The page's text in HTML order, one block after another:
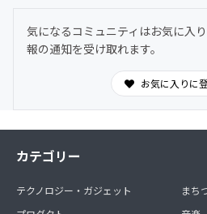
・不定期にて地方交流重賞の予想
・2980円の特典と3980円の特典
特典については初期メンバーの
です。2980円の特典に空きがあ
して頂ければと思います。
翌月に空きができた場合などは、
気になるコミュニティはお気に入
報の通知を受け取れます。
お気に入りに
カテゴリー
テクノロジー・ガジェット
まち